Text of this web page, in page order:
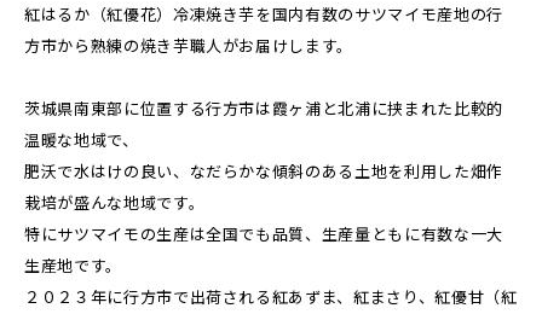
紅はるか（紅優花）冷凍焼き芋を国内有数のサツマイモ産地の行
方市から熟練の焼き芋職人がお届けします。
茨城県南東部に位置する行方市は霞ヶ浦と北浦に挟まれた比較的
温暖な地域で、
肥沃で水はけの良い、なだらかな傾斜のある土地を利用した畑作
栽培が盛んな地域です。
特にサツマイモの生産は全国でも品質、生産量ともに有数な一大
生産地です。
２０２３年に行方市で出荷される紅あずま、紅まさり、紅優甘（紅